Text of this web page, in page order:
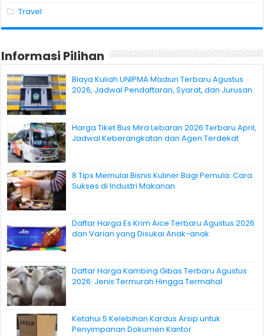
Travel
Informasi Pilihan
Biaya Kuliah UNIPMA Madiun Terbaru Agustus
2026, Jadwal Pendaftaran, Syarat, dan Jurusan
Harga Tiket Bus Mira Lebaran 2026 Terbaru April,
Jadwal Keberangkatan dan Agen Terdekat
8 Tips Memulai Bisnis Kuliner Bagi Pemula: Cara
Sukses di Industri Makanan
Daftar Harga Es Krim Aice Terbaru Agustus 2026
dan Varian yang Disukai Anak-anak
Daftar Harga Kambing Gibas Terbaru Agustus
2026: Jenis Termurah Hingga Termahal
Ketahui 5 Kelebihan Kardus Arsip untuk
Penyimpanan Dokumen Kantor